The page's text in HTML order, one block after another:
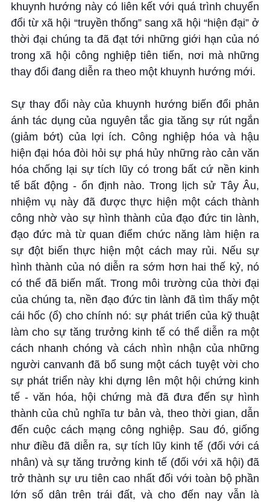
khuynh hướng này có liên kết với quá trình chuyển
đổi từ xã hội “truyền thống” sang xã hội “hiện đại” ở
thời đại chúng ta đã đạt tới những giới hạn của nó
trong xã hội công nghiệp tiên tiến, nơi mà những
thay đổi đang diễn ra theo một khuynh hướng mới.
Sự thay đổi này của khuynh hướng biến đổi phản
ánh tác dụng của nguyên tắc gia tăng sự rút ngắn
(giảm bớt) của lợi ích. Công nghiệp hóa và hậu
hiện đại hóa đòi hỏi sự phá hủy những rào cản văn
hóa chống lại sự tích lũy có trong bất cứ nền kinh
tế bất động - ổn định nào. Trong lịch sử Tây Âu,
nhiệm vụ này đã được thực hiện một cách thành
công nhờ vào sự hình thành của đạo đức tin lành,
đạo đức mà từ quan điểm chức năng làm hiện ra
sự đột biến thực hiện một cách may rủi. Nếu sự
hình thành của nó diễn ra sớm hơn hai thế kỷ, nó
có thể đã biến mất. Trong môi trường của thời đại
của chúng ta, nền đạo đức tin lành đã tìm thấy một
cái hốc (ổ) cho chính nó: sự phát triển của kỹ thuật
làm cho sự tăng trưởng kinh tế có thể diễn ra một
cách nhanh chóng và cách nhìn nhận của những
người canvanh đã bổ sung một cách tuyệt vời cho
sự phát triển này khi dựng lên một hội chứng kinh
tế - văn hóa, hội chứng mà đã đưa đến sự hình
thành của chủ nghĩa tư bản và, theo thời gian, dẫn
đến cuộc cách mạng công nghiệp. Sau đó, giống
như điều đã diễn ra, sự tích lũy kinh tế (đối với cá
nhân) và sự tăng trưởng kinh tế (đối với xã hội) đã
trở thành sự ưu tiên cao nhất đối với toàn bộ phần
lớn số dân trên trái đất, và cho đến nay vẫn là